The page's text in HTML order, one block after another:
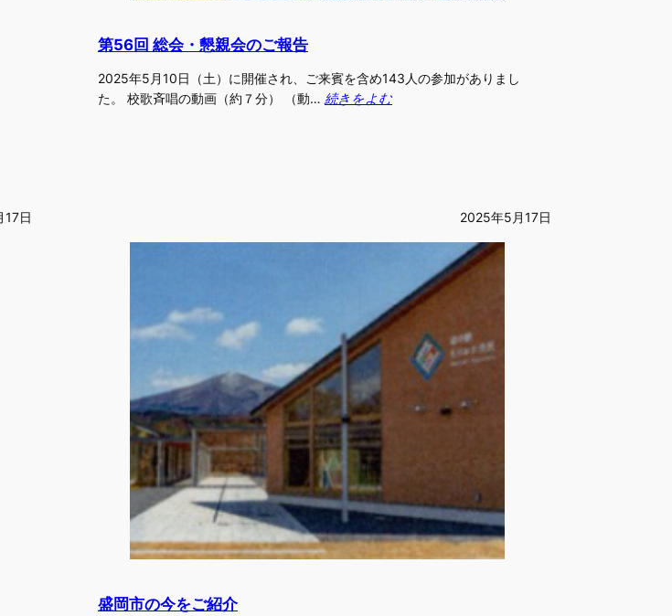
第56回 総会・懇親会のご報告
2025年5月10日（土）に開催され、ご来賓を含め143人の参加がありまし
た。 校歌斉唱の動画（約７分） （動… 続きをよむ
17日 2025年5月17日
盛岡市の今をご紹介